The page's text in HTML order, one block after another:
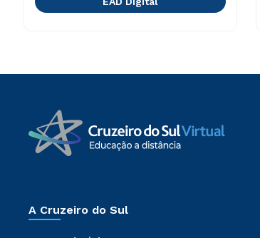
A Cruzeiro do Sul